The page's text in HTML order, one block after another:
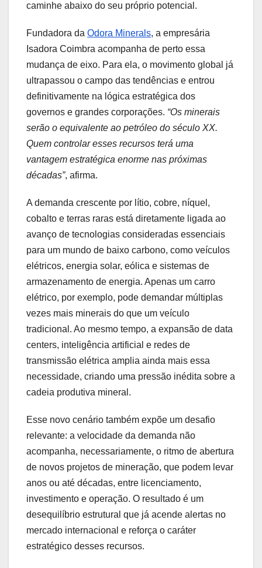
caminhe abaixo do seu próprio potencial.
Fundadora da Odora Minerals, a empresária
Isadora Coimbra acompanha de perto essa
mudança de eixo. Para ela, o movimento global já
ultrapassou o campo das tendências e entrou
definitivamente na lógica estratégica dos
governos e grandes corporações. “Os minerais
serão o equivalente ao petróleo do século XX.
Quem controlar esses recursos terá uma
vantagem estratégica enorme nas próximas
décadas”, afirma.
A demanda crescente por lítio, cobre, níquel,
cobalto e terras raras está diretamente ligada ao
avanço de tecnologias consideradas essenciais
para um mundo de baixo carbono, como veículos
elétricos, energia solar, eólica e sistemas de
armazenamento de energia. Apenas um carro
elétrico, por exemplo, pode demandar múltiplas
vezes mais minerais do que um veículo
tradicional. Ao mesmo tempo, a expansão de data
centers, inteligência artificial e redes de
transmissão elétrica amplia ainda mais essa
necessidade, criando uma pressão inédita sobre a
cadeia produtiva mineral.
Esse novo cenário também expõe um desafio
relevante: a velocidade da demanda não
acompanha, necessariamente, o ritmo de abertura
de novos projetos de mineração, que podem levar
anos ou até décadas, entre licenciamento,
investimento e operação. O resultado é um
desequilíbrio estrutural que já acende alertas no
mercado internacional e reforça o caráter
estratégico desses recursos.